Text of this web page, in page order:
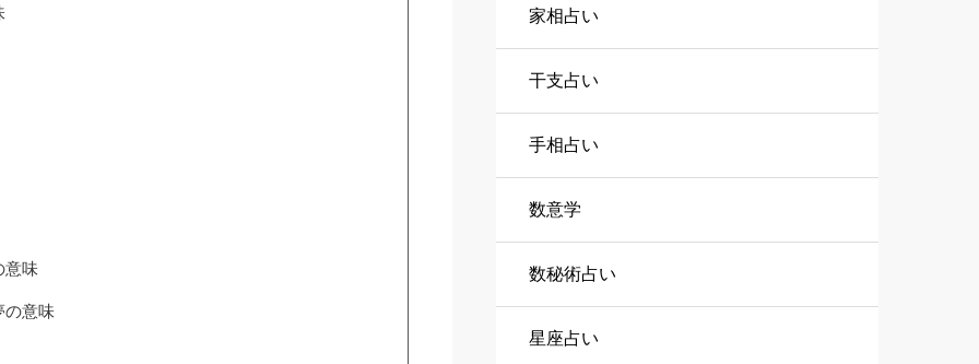
意味
の意味
家相占い
干支占い
手相占い
数意学
数秘術占い
星座占い